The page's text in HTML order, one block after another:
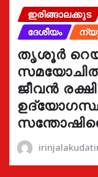
ഇരിങ്ങാലക്കുട
ദേശീയം
തൃശൂർ
ജീവൻ